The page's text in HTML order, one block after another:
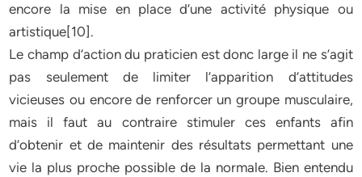
encore la mise en place d’une activité physique ou
artistique[10].
Le champ d’action du praticien est donc large il ne s’agit
pas seulement de limiter l’apparition d’attitudes
vicieuses ou encore de renforcer un groupe musculaire,
mais il faut au contraire stimuler ces enfants afin
d’obtenir et de maintenir des résultats permettant une
vie la plus proche possible de la normale. Bien entendu